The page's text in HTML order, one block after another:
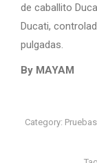
de caballito
Ducati,
pulgadas.
By MAYAM
Category: Pruebas